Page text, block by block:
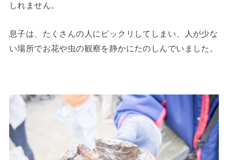
しれません。
息子は、たくさんの人にビックリしてしまい、人が少な
い場所でお花や虫の観察を静かにたのしんでいました。